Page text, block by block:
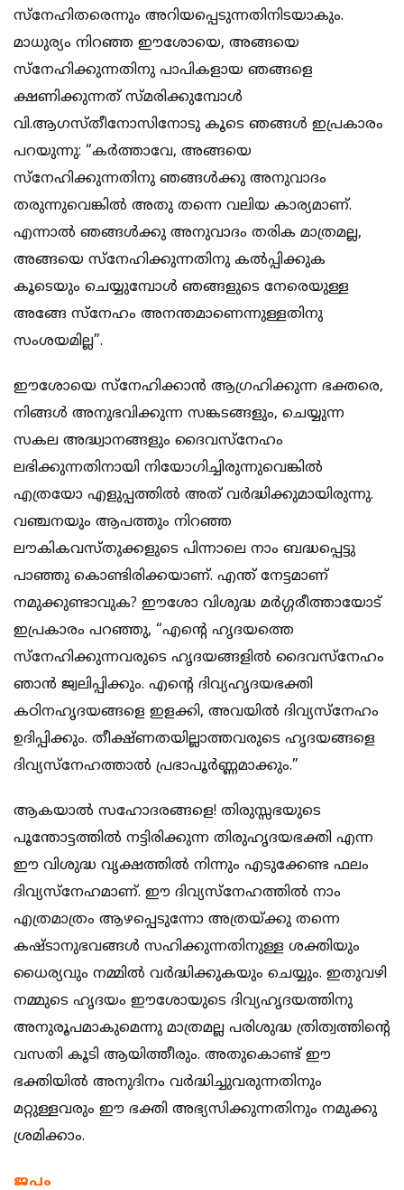
സ്നേഹിതരെന്നും അറിയപ്പെടുന്നതിനിടയാകും.
മാധുര്യം നിറഞ്ഞ ഈശോയെ, അങ്ങയെ
സ്നേഹിക്കുന്നതിനു പാപികളായ ഞങ്ങളെ
ക്ഷണിക്കുന്നത് സ്മരിക്കുമ്പോള്‍
വി.ആഗസ്തീനോസിനോടു കൂടെ ഞങ്ങള്‍ ഇപ്രകാരം
പറയുന്നു: “കര്‍ത്താവേ, അങ്ങയെ
സ്നേഹിക്കുന്നതിനു ഞങ്ങള്‍ക്കു അനുവാദം
തരുന്നുവെങ്കില്‍ അതു തന്നെ വലിയ കാര്യമാണ്.
എന്നാല്‍ ഞങ്ങള്‍ക്കു അനുവാദം തരിക മാത്രമല്ല,
അങ്ങയെ സ്നേഹിക്കുന്നതിനു കല്‍പ്പിക്കുക
കൂടെയും ചെയ്യുമ്പോള്‍ ഞങ്ങളുടെ നേരെയുള്ള
അങ്ങേ സ്നേഹം അനന്തമാണെന്നുള്ളതിനു
സംശയമില്ല”.
ഈശോയെ സ്നേഹിക്കാന്‍ ആഗ്രഹിക്കുന്ന ഭക്തരെ,
നിങ്ങള്‍ അനുഭവിക്കുന്ന സങ്കടങ്ങളും, ചെയ്യുന്ന
സകല അദ്ധ്വാനങ്ങളും ദൈവസ്നേഹം
ലഭിക്കുന്നതിനായി നിയോഗിച്ചിരുന്നുവെങ്കില്‍
എത്രയോ എളുപ്പത്തില്‍ അത് വര്‍ദ്ധിക്കുമായിരുന്നു.
വഞ്ചനയും ആപത്തും നിറഞ്ഞ
ലൗകികവസ്തുക്കളുടെ പിന്നാലെ നാം ബദ്ധപ്പെട്ടു
പാഞ്ഞു കൊണ്ടിരിക്കയാണ്. എന്ത്‌ നേട്ടമാണ്
നമുക്കുണ്ടാവുക? ഈശോ വിശുദ്ധ മര്‍ഗ്ഗരീത്തായോട്
ഇപ്രകാരം പറഞ്ഞു, “എന്‍റെ ഹൃദയത്തെ
സ്നേഹിക്കുന്നവരുടെ ഹൃദയങ്ങളില്‍ ദൈവസ്നേഹം
ഞാന്‍ ജ്വലിപ്പിക്കും. എന്‍റെ ദിവ്യഹൃദയഭക്തി
കഠിനഹൃദയങ്ങളെ ഇളക്കി, അവയില്‍ ദിവ്യസ്നേഹം
ഉദിപ്പിക്കും. തീക്ഷ്ണതയില്ലാത്തവരുടെ ഹൃദയങ്ങളെ
ദിവ്യസ്നേഹത്താല്‍ പ്രഭാപൂര്‍ണ്ണമാക്കും.”
ആകയാല്‍ സഹോദരങ്ങളെ! തിരുസ്സഭയുടെ
പൂന്തോട്ടത്തില്‍ നട്ടിരിക്കുന്ന തിരുഹൃദയഭക്തി എന്ന
ഈ വിശുദ്ധ വൃക്ഷത്തില്‍ നിന്നും എടുക്കേണ്ട ഫലം
ദിവ്യസ്നേഹമാണ്. ഈ ദിവ്യസ്നേഹത്തില്‍ നാം
എത്രമാത്രം ആഴപ്പെടുന്നോ അത്രയ്ക്കു തന്നെ
കഷ്ടാനുഭവങ്ങള്‍ സഹിക്കുന്നതിനുള്ള ശക്തിയും
ധൈര്യവും നമ്മില്‍ വര്‍ദ്ധിക്കുകയും ചെയ്യും. ഇതുവഴി
നമ്മുടെ ഹൃദയം ഈശോയുടെ ദിവ്യഹൃദയത്തിനു
അനുരൂപമാകുമെന്നു മാത്രമല്ല പരിശുദ്ധ ത്രിത്വത്തിന്‍റെ
വസതി കൂടി ആയിത്തീരും. അതുകൊണ്ട് ഈ
ഭക്തിയില്‍ അനുദിനം വര്‍ദ്ധിച്ചുവരുന്നതിനും
മറ്റുള്ളവരും ഈ ഭക്തി അഭ്യസിക്കുന്നതിനും നമുക്കു
ശ്രമിക്കാം.
ജപം